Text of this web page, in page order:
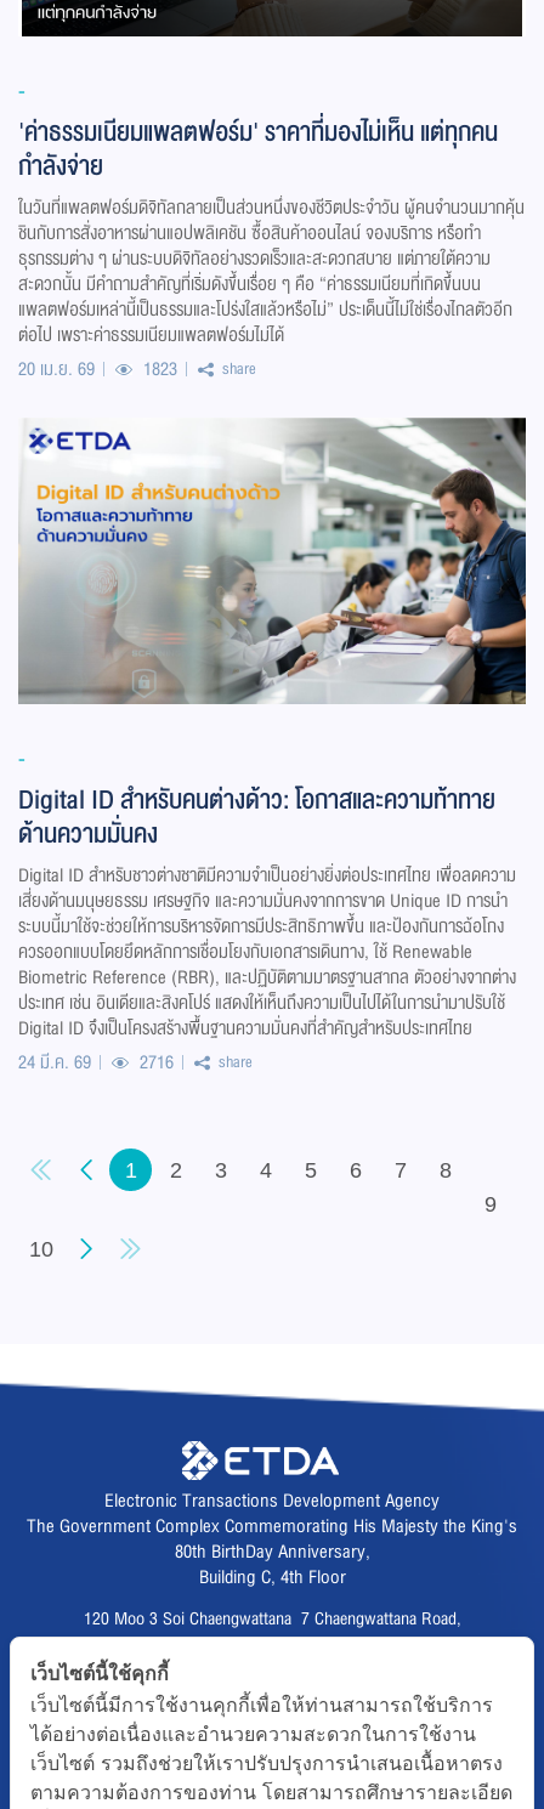
-
'ค่าธรรมเนียมแพลตฟอร์ม' ราคาที่มองไม่เห็น แต่ทุกคน
กำลังจ่าย
ในวันที่แพลตฟอร์มดิจิทัลกลายเป็นส่วนหนึ่งของชีวิตประจำวัน ผู้คนจำนวนมากคุ้น
ชินกับการสั่งอาหารผ่านแอปพลิเคชัน ซื้อสินค้าออนไลน์ จองบริการ หรือทำ
ธุรกรรมต่าง ๆ ผ่านระบบดิจิทัลอย่างรวดเร็วและสะดวกสบาย แต่ภายใต้ความ
สะดวกนั้น มีคำถามสำคัญที่เริ่มดังขึ้นเรื่อย ๆ คือ “ค่าธรรมเนียมที่เกิดขึ้นบน
แพลตฟอร์มเหล่านี้เป็นธรรมและโปร่งใสแล้วหรือไม่” ประเด็นนี้ไม่ใช่เรื่องไกลตัวอีก
ต่อไป เพราะค่าธรรมเนียมแพลตฟอร์มไม่ได้
20 เม.ย. 69
1823 share
-
Digital ID สำหรับคนต่างด้าว: โอกาสและความท้าทาย
ด้านความมั่นคง
Digital ID สำหรับชาวต่างชาติมีความจำเป็นอย่างยิ่งต่อประเทศไทย เพื่อลดความ
เสี่ยงด้านมนุษยธรรม เศรษฐกิจ และความมั่นคงจากการขาด Unique ID การนำ
ระบบนี้มาใช้จะช่วยให้การบริหารจัดการมีประสิทธิภาพขึ้น และป้องกันการฉ้อโกง
ควรออกแบบโดยยึดหลักการเชื่อมโยงกับเอกสารเดินทาง, ใช้ Renewable
Biometric Reference (RBR), และปฏิบัติตามมาตรฐานสากล ตัวอย่างจากต่าง
ประเทศ เช่น อินเดียและสิงคโปร์ แสดงให้เห็นถึงความเป็นไปได้ในการนำมาปรับใช้
Digital ID จึงเป็นโครงสร้างพื้นฐานความมั่นคงที่สำคัญสำหรับประเทศไทย
24 มี.ค. 69
2716 share
1 2 3 4 5 6 7
8
9
10
Electronic Transactions Development Agency
The Government Complex Commemorating His Majesty the King's
80th BirthDay Anniversary,
Building C, 4th Floor
120 Moo 3 Soi Chaengwattana 7 Chaengwattana Road,
Fax :02 123 1200
CALL CENTER :
02 123 1234
email :info@etda.or.th
เว็บไซต์นี้ใช้คุกกี้
เว็บไซต์นี้มีการใช้งานคุกกี้เพื่อให้ท่านสามารถใช้บริการ
ได้อย่างต่อเนื่องและอำนวยความสะดวกในการใช้งาน
เว็บไซต์ รวมถึงช่วยให้เราปรับปรุงการนำเสนอเนื้อหาตรง
ตามความต้องการของท่าน โดยสามารถศึกษารายละเอียด